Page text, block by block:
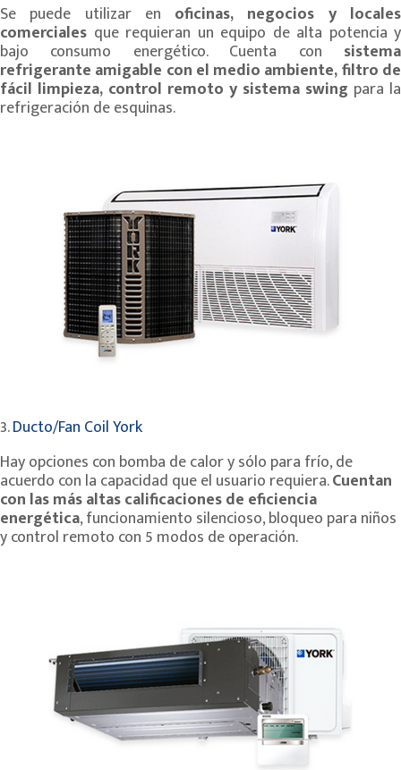
Se puede utilizar en oficinas, negocios y locales
comerciales que requieran un equipo de alta potencia y
bajo consumo energético. Cuenta con sistema
refrigerante amigable con el medio ambiente, filtro de
fácil limpieza, control remoto y sistema swing para la
refrigeración de esquinas.
3.Ducto/Fan Coil York
Hay opciones con bomba de calor y sólo para frío, de
acuerdo con la capacidad que el usuario requiera.Cuentan
con las más altas calificaciones de eficiencia
energética, funcionamiento silencioso, bloqueo para niños
y control remoto con 5 modos de operación.